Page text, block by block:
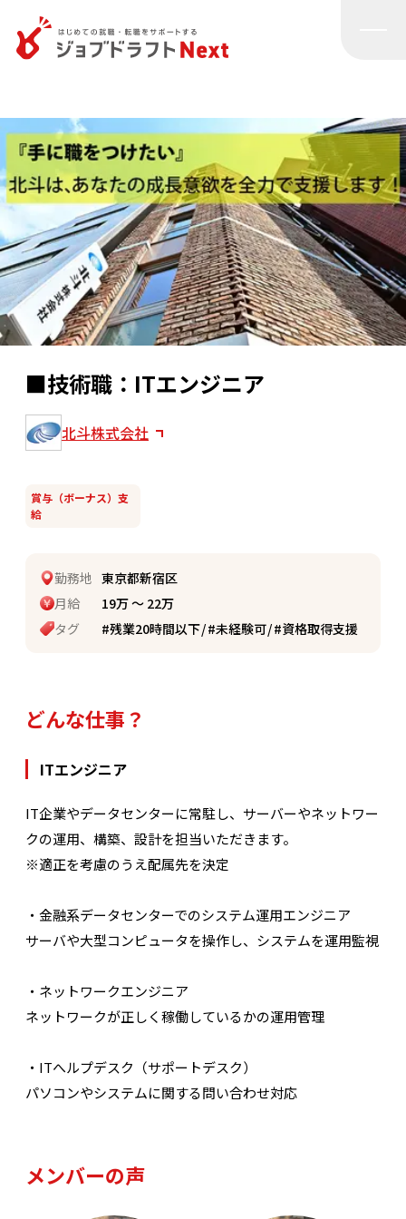
■技術職：ITエンジニア
北斗株式会社
どんな仕事？
ITエンジニア
IT企業やデータセンターに常駐し、サーバーやネットワー
クの運用、構築、設計を担当いただきます。
※適正を考慮のうえ配属先を決定
・金融系データセンターでのシステム運用エンジニア
サーバや大型コンピュータを操作し、システムを運用監視
・ネットワークエンジニア
ネットワークが正しく稼働しているかの運用管理
・ITへルプデスク（サポートデスク）
パソコンやシステムに関する問い合わせ対応
メンバーの声
勤務地 東京都新宿区
月給
19万 〜 22万
タグ
#残業20時間以下 #未経験可 #資格取得支援
賞与（ボーナス）支
給